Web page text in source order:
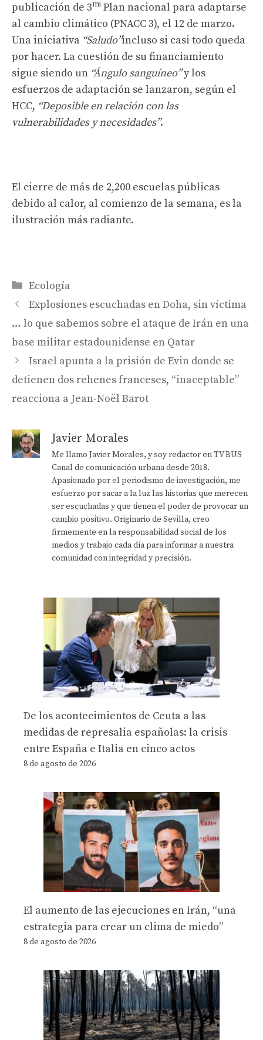
publicación de 3mi Plan nacional para adaptarse
al cambio climático (PNACC 3), el 12 de marzo.
Una iniciativa “Saludo”incluso si casi todo queda
por hacer. La cuestión de su financiamiento
sigue siendo un “Ángulo sanguíneo”y los
esfuerzos de adaptación se lanzaron, según el
HCC, “Deposible en relación con las
vulnerabilidades y necesidades”.
El cierre de más de 2,200 escuelas públicas
debido al calor, al comienzo de la semana, es la
ilustración más radiante.
Categorías
Ecología
Explosiones escuchadas en Doha, sin víctima
… lo que sabemos sobre el ataque de Irán en una
base militar estadounidense en Qatar
Israel apunta a la prisión de Evin donde se
detienen dos rehenes franceses, “inaceptable”
reacciona a Jean-Noël Barot
Javier Morales
Me llamo Javier Morales, y soy redactor en TV BUS
Canal de comunicación urbana desde 2018.
Apasionado por el periodismo de investigación, me
esfuerzo por sacar a la luz las historias que merecen
ser escuchadas y que tienen el poder de provocar un
cambio positivo. Originario de Sevilla, creo
firmemente en la responsabilidad social de los
medios y trabajo cada día para informar a nuestra
comunidad con integridad y precisión.
De los acontecimientos de Ceuta a las
medidas de represalia españolas: la crisis
entre España e Italia en cinco actos
8 de agosto de 2026
El aumento de las ejecuciones en Irán, “una
estrategia para crear un clima de miedo”
8 de agosto de 2026